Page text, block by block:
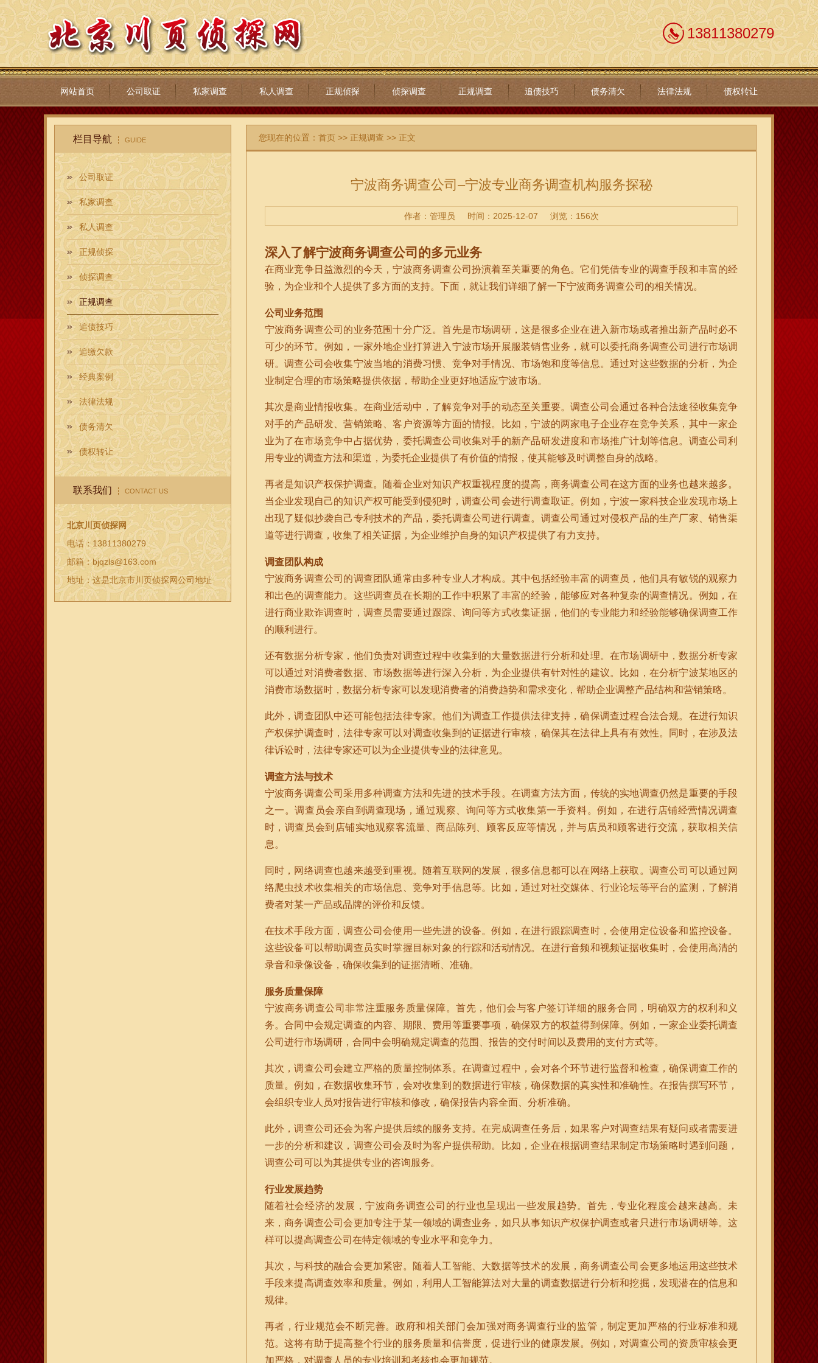
13811380279
网站首页 公司取证 私家调查 私人调查 正规侦探 侦探调查 正规调查 追债技巧 债务清欠 法律法规 债权转让
栏目导航 GUIDE
公司取证
私家调查
私人调查
正规侦探
侦探调查
正规调查
追债技巧
追缴欠款
经典案例
法律法规
债务清欠
债权转让
联系我们 CONTACT US
北京川页侦探网
电话：13811380279
邮箱：bjqzls@163.com
地址：这是北京市川页侦探网公司地址
您现在的位置： 首页>> 正规调查 >> 正文
宁波商务调查公司–宁波专业商务调查机构服务探秘
作者：管理员 时间：2025-12-07 浏览：156次
深入了解宁波商务调查公司的多元业务
在商业竞争日益激烈的今天，宁波商务调查公司扮演着至关重要的角色。它们凭借专业的调查手段和丰富的经
验，为企业和个人提供了多方面的支持。下面，就让我们详细了解一下宁波商务调查公司的相关情况。
公司业务范围
宁波商务调查公司的业务范围十分广泛。首先是市场调研，这是很多企业在进入新市场或者推出新产品时必不
可少的环节。例如，一家外地企业打算进入宁波市场开展服装销售业务，就可以委托商务调查公司进行市场调
研。调查公司会收集宁波当地的消费习惯、竞争对手情况、市场饱和度等信息。通过对这些数据的分析，为企
业制定合理的市场策略提供依据，帮助企业更好地适应宁波市场。
其次是商业情报收集。在商业活动中，了解竞争对手的动态至关重要。调查公司会通过各种合法途径收集竞争
对手的产品研发、营销策略、客户资源等方面的情报。比如，宁波的两家电子企业存在竞争关系，其中一家企
业为了在市场竞争中占据优势，委托调查公司收集对手的新产品研发进度和市场推广计划等信息。调查公司利
用专业的调查方法和渠道，为委托企业提供了有价值的情报，使其能够及时调整自身的战略。
再者是知识产权保护调查。随着企业对知识产权重视程度的提高，商务调查公司在这方面的业务也越来越多。
当企业发现自己的知识产权可能受到侵犯时，调查公司会进行调查取证。例如，宁波一家科技企业发现市场上
出现了疑似抄袭自己专利技术的产品，委托调查公司进行调查。调查公司通过对侵权产品的生产厂家、销售渠
道等进行调查，收集了相关证据，为企业维护自身的知识产权提供了有力支持。
调查团队构成
宁波商务调查公司的调查团队通常由多种专业人才构成。其中包括经验丰富的调查员，他们具有敏锐的观察力
和出色的调查能力。这些调查员在长期的工作中积累了丰富的经验，能够应对各种复杂的调查情况。例如，在
进行商业欺诈调查时，调查员需要通过跟踪、询问等方式收集证据，他们的专业能力和经验能够确保调查工作
的顺利进行。
还有数据分析专家，他们负责对调查过程中收集到的大量数据进行分析和处理。在市场调研中，数据分析专家
可以通过对消费者数据、市场数据等进行深入分析，为企业提供有针对性的建议。比如，在分析宁波某地区的
消费市场数据时，数据分析专家可以发现消费者的消费趋势和需求变化，帮助企业调整产品结构和营销策略。
此外，调查团队中还可能包括法律专家。他们为调查工作提供法律支持，确保调查过程合法合规。在进行知识
产权保护调查时，法律专家可以对调查收集到的证据进行审核，确保其在法律上具有有效性。同时，在涉及法
律诉讼时，法律专家还可以为企业提供专业的法律意见。
调查方法与技术
宁波商务调查公司采用多种调查方法和先进的技术手段。在调查方法方面，传统的实地调查仍然是重要的手段
之一。调查员会亲自到调查现场，通过观察、询问等方式收集第一手资料。例如，在进行店铺经营情况调查
时，调查员会到店铺实地观察客流量、商品陈列、顾客反应等情况，并与店员和顾客进行交流，获取相关信
息。
同时，网络调查也越来越受到重视。随着互联网的发展，很多信息都可以在网络上获取。调查公司可以通过网
络爬虫技术收集相关的市场信息、竞争对手信息等。比如，通过对社交媒体、行业论坛等平台的监测，了解消
费者对某一产品或品牌的评价和反馈。
在技术手段方面，调查公司会使用一些先进的设备。例如，在进行跟踪调查时，会使用定位设备和监控设备。
这些设备可以帮助调查员实时掌握目标对象的行踪和活动情况。在进行音频和视频证据收集时，会使用高清的
录音和录像设备，确保收集到的证据清晰、准确。
服务质量保障
宁波商务调查公司非常注重服务质量保障。首先，他们会与客户签订详细的服务合同，明确双方的权利和义
务。合同中会规定调查的内容、期限、费用等重要事项，确保双方的权益得到保障。例如，一家企业委托调查
公司进行市场调研，合同中会明确规定调查的范围、报告的交付时间以及费用的支付方式等。
其次，调查公司会建立严格的质量控制体系。在调查过程中，会对各个环节进行监督和检查，确保调查工作的
质量。例如，在数据收集环节，会对收集到的数据进行审核，确保数据的真实性和准确性。在报告撰写环节，
会组织专业人员对报告进行审核和修改，确保报告内容全面、分析准确。
此外，调查公司还会为客户提供后续的服务支持。在完成调查任务后，如果客户对调查结果有疑问或者需要进
一步的分析和建议，调查公司会及时为客户提供帮助。比如，企业在根据调查结果制定市场策略时遇到问题，
调查公司可以为其提供专业的咨询服务。
行业发展趋势
随着社会经济的发展，宁波商务调查公司的行业也呈现出一些发展趋势。首先，专业化程度会越来越高。未
来，商务调查公司会更加专注于某一领域的调查业务，如只从事知识产权保护调查或者只进行市场调研等。这
样可以提高调查公司在特定领域的专业水平和竞争力。
其次，与科技的融合会更加紧密。随着人工智能、大数据等技术的发展，商务调查公司会更多地运用这些技术
手段来提高调查效率和质量。例如，利用人工智能算法对大量的调查数据进行分析和挖掘，发现潜在的信息和
规律。
再者，行业规范会不断完善。政府和相关部门会加强对商务调查行业的监管，制定更加严格的行业标准和规
范。这将有助于提高整个行业的服务质量和信誉度，促进行业的健康发展。例如，对调查公司的资质审核会更
加严格，对调查人员的专业培训和考核也会更加规范。